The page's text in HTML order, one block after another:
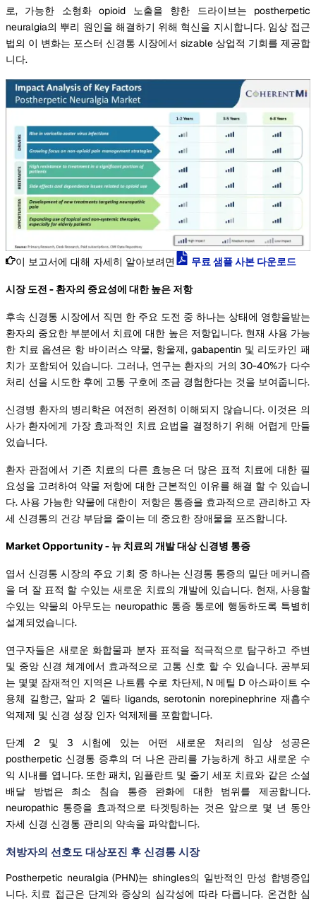
로, 가능한 소형화 opioid 노출을 향한 드라이브는 postherpetic
neuralgia의 뿌리 원인을 해결하기 위해 혁신을 지시합니다. 임상 접근
법의 이 변화는 포스터 신경통 시장에서 sizable 상업적 기회를 제공합
니다.
이 보고서에 대해 자세히 알아보려면 무료 샘플 사본 다운로드
시장 도전 - 환자의 중요성에 대한 높은 저항
후속 신경통 시장에서 직면 한 주요 도전 중 하나는 상태에 영향을받는
환자의 중요한 부분에서 치료에 대한 높은 저항입니다. 현재 사용 가능
한 치료 옵션은 항 바이러스 약물, 항울제, gabapentin 및 리도카인 패
치가 포함되어 있습니다. 그러나, 연구는 환자의 거의 30-40%가 다수
처리 선을 시도한 후에 고통 구호에 조금 경험한다는 것을 보여줍니다.
신경병 환자의 병리학은 여전히 완전히 이해되지 않습니다. 이것은 의
사가 환자에게 가장 효과적인 치료 요법을 결정하기 위해 어렵게 만들
었습니다.
환자 관점에서 기존 치료의 다른 효능은 더 많은 표적 치료에 대한 필
요성을 고려하여 약물 저항에 대한 근본적인 이유를 해결 할 수 있습니
다. 사용 가능한 약물에 대한이 저항은 통증을 효과적으로 관리하고 자
세 신경통의 건강 부담을 줄이는 데 중요한 장애물을 포즈합니다.
Market Opportunity - 뉴 치료의 개발 대상 신경병 통증
엽서 신경통 시장의 주요 기회 중 하나는 신경통 통증의 밑단 메커니즘
을 더 잘 표적 할 수있는 새로운 치료의 개발에 있습니다. 현재, 사용할
수있는 약물의 아무도는 neuropathic 통증 통로에 행동하도록 특별히
설계되었습니다.
연구자들은 새로운 화합물과 분자 표적을 적극적으로 탐구하고 주변
및 중앙 신경 체계에서 효과적으로 고통 신호 할 수 있습니다. 공부되
는 몇몇 잠재적인 지역은 나트륨 수로 차단제, N 메틸 D 아스파이트 수
용체 길항근, 알파 2 델타 ligands, serotonin norepinephrine 재흡수
억제제 및 신경 성장 인자 억제제를 포함합니다.
단계 2 및 3 시험에 있는 어떤 새로운 처리의 임상 성공은
postherpetic 신경통 증후의 더 나은 관리를 가능하게 하고 새로운 수
익 시내를 엽니다. 또한 패치, 임플란트 및 줄기 세포 치료와 같은 소설
배달 방법은 최소 침습 통증 완화에 대한 범위를 제공합니다.
neuropathic 통증을 효과적으로 타겟팅하는 것은 앞으로 몇 년 동안
자세 신경 신경통 관리의 약속을 파악합니다.
처방자의 선호도 대상포진 후 신경통 시장
Postherpetic neuralgia (PHN)는 shingles의 일반적인 만성 합병증입
니다. 치료 접근은 단계와 증상의 심각성에 따라 다릅니다. 온건한 심